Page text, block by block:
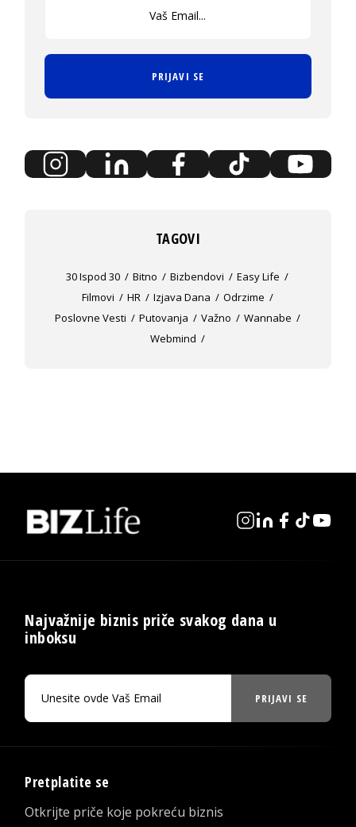
PRIJAVI SE
TAGOVI
30 Ispod 30 Bitno Bizbendovi
Easy Life
Filmovi
HR Izjava Dana
Odrzime
Poslovne Vesti
Putovanja Važno
Wannabe
Webmind
Najvažnije biznis priče svakog dana u
inboksu
PRIJAVI SE
Pretplatite se
Otkrijte priče koje pokreću biznis